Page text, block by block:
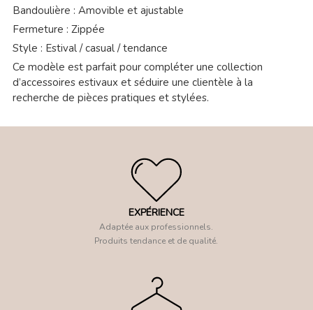
Bandoulière : Amovible et ajustable
Fermeture : Zippée
Style : Estival / casual / tendance
Ce modèle est parfait pour compléter une collection
d’accessoires estivaux et séduire une clientèle à la
recherche de pièces pratiques et stylées.
EXPÉRIENCE
Adaptée aux professionnels.
Produits tendance et de qualité.